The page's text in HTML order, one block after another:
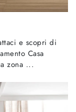
e scopri di
Casa
zona ...